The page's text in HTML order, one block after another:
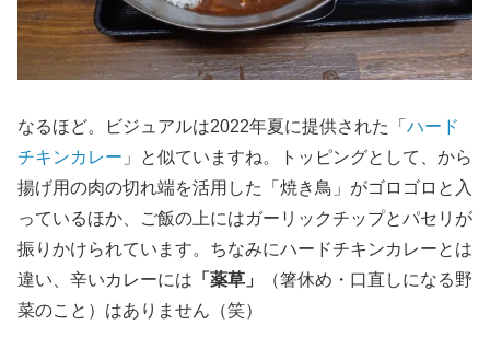
なるほど。ビジュアルは2022年夏に提供された「 ハード
チキンカレー 」と似ていますね。トッピングとして、から
揚げ用の肉の切れ端を活用した「焼き鳥」がゴロゴロと入
っているほか、ご飯の上にはガーリックチップとパセリが
振りかけられています。ちなみにハードチキンカレーとは
違い、辛いカレーには 「薬草」
（箸休め・口直しになる野
菜のこと）はありません（笑）